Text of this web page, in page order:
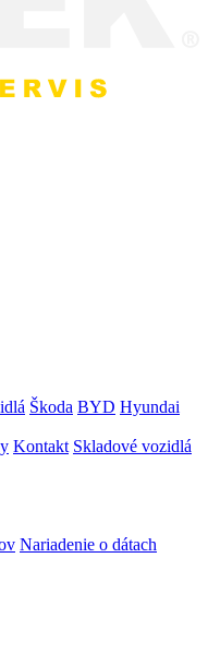
Škoda BYD Hyundai
Kontakt Skladové vozidlá
Nariadenie o dátach